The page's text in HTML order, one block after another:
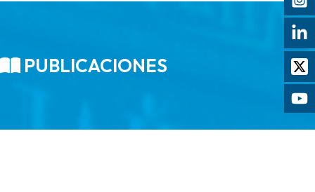
PUBLICACIONES